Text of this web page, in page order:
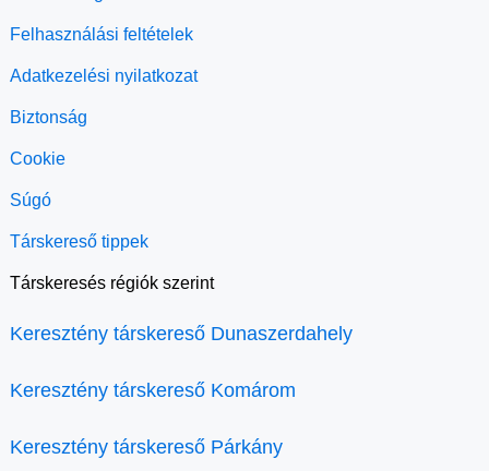
Felhasználási feltételek
Adatkezelési nyilatkozat
Biztonság
Cookie
Súgó
Társkereső tippek
Társkeresés régiók szerint
Keresztény társkereső Dunaszerdahely
Keresztény társkereső Komárom
Keresztény társkereső Párkány